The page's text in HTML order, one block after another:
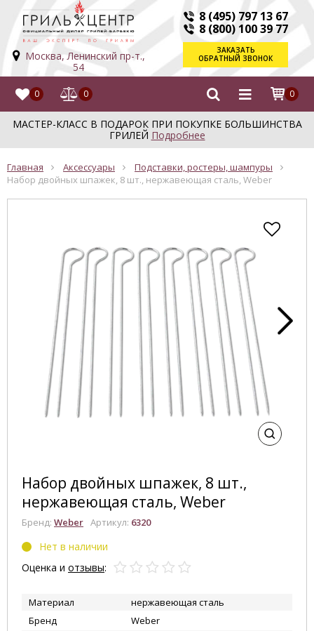
Москва, Ленинский пр-т.,
54
8 (495) 797 13 67
8 (800) 100 39 77
ЗАКАЗАТЬ
ОБРАТНЫЙ ЗВОНОК
0 0 0
МАСТЕР-КЛАСС В ПОДАРОК ПРИ ПОКУПКЕ БОЛЬШИНСТВА
ГРИЛЕЙ Подробнее
Главная Аксессуары
Подставки, ростеры, шампуры
Набор двойных шпажек, 8 шт., нержавеющая сталь, Weber
Набор двойных шпажек, 8 шт.,
нержавеющая сталь, Weber
Бренд: Weber Артикул: 6320
Нет в наличии
Оценка и отзывы:
Материал
нержавеющая сталь
Бренд
Weber